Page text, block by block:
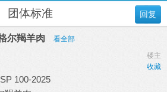
回复
团体标准
尔羯羊肉 看全部
楼主
收藏
100-2025